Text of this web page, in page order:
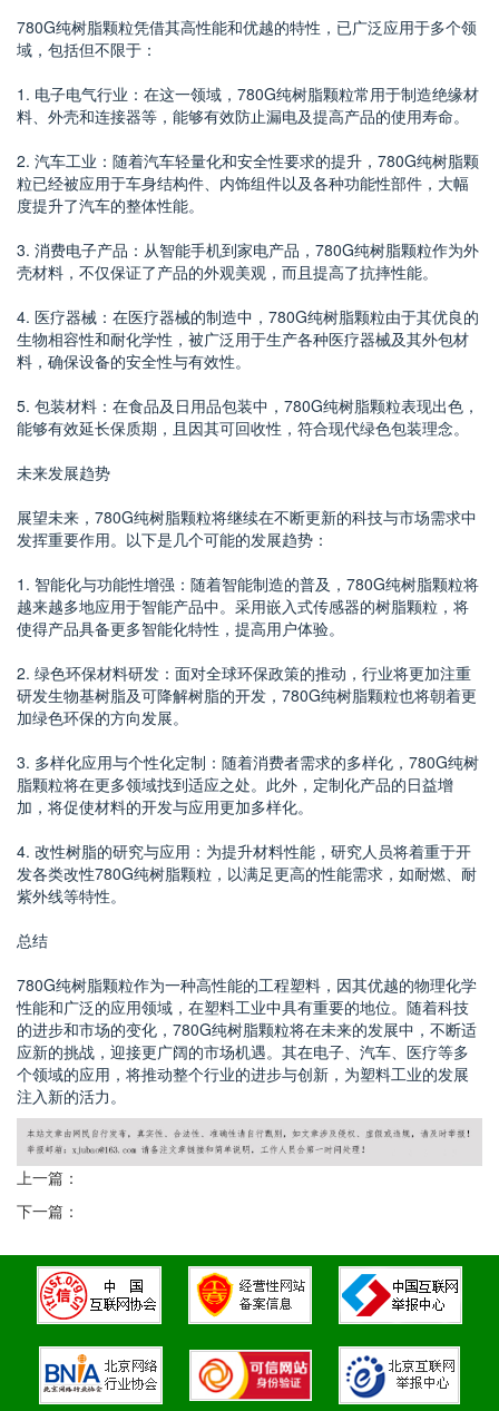
780G纯树脂颗粒凭借其高性能和优越的特性，已广泛应用于多个领
域，包括但不限于：
1. 电子电气行业：在这一领域，780G纯树脂颗粒常用于制造绝缘材
料、外壳和连接器等，能够有效防止漏电及提高产品的使用寿命。
2. 汽车工业：随着汽车轻量化和安全性要求的提升，780G纯树脂颗
粒已经被应用于车身结构件、内饰组件以及各种功能性部件，大幅
度提升了汽车的整体性能。
3. 消费电子产品：从智能手机到家电产品，780G纯树脂颗粒作为外
壳材料，不仅保证了产品的外观美观，而且提高了抗摔性能。
4. 医疗器械：在医疗器械的制造中，780G纯树脂颗粒由于其优良的
生物相容性和耐化学性，被广泛用于生产各种医疗器械及其外包材
料，确保设备的安全性与有效性。
5. 包装材料：在食品及日用品包装中，780G纯树脂颗粒表现出色，
能够有效延长保质期，且因其可回收性，符合现代绿色包装理念。
未来发展趋势
展望未来，780G纯树脂颗粒将继续在不断更新的科技与市场需求中
发挥重要作用。以下是几个可能的发展趋势：
1. 智能化与功能性增强：随着智能制造的普及，780G纯树脂颗粒将
越来越多地应用于智能产品中。采用嵌入式传感器的树脂颗粒，将
使得产品具备更多智能化特性，提高用户体验。
2. 绿色环保材料研发：面对全球环保政策的推动，行业将更加注重
研发生物基树脂及可降解树脂的开发，780G纯树脂颗粒也将朝着更
加绿色环保的方向发展。
3. 多样化应用与个性化定制：随着消费者需求的多样化，780G纯树
脂颗粒将在更多领域找到适应之处。此外，定制化产品的日益增
加，将促使材料的开发与应用更加多样化。
4. 改性树脂的研究与应用：为提升材料性能，研究人员将着重于开
发各类改性780G纯树脂颗粒，以满足更高的性能需求，如耐燃、耐
紫外线等特性。
总结
780G纯树脂颗粒作为一种高性能的工程塑料，因其优越的物理化学
性能和广泛的应用领域，在塑料工业中具有重要的地位。随着科技
的进步和市场的变化，780G纯树脂颗粒将在未来的发展中，不断适
应新的挑战，迎接更广阔的市场机遇。其在电子、汽车、医疗等多
个领域的应用，将推动整个行业的进步与创新，为塑料工业的发展
注入新的活力。
上一篇：
下一篇：